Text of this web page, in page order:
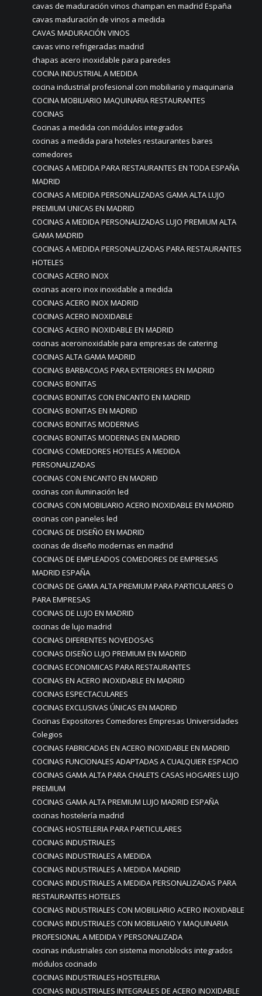
cavas de maduración vinos champan en madrid España
cavas maduración de vinos a medida
CAVAS MADURACIÓN VINOS
cavas vino refrigeradas madrid
chapas acero inoxidable para paredes
COCINA INDUSTRIAL A MEDIDA
cocina industrial profesional con mobiliario y maquinaria
COCINA MOBILIARIO MAQUINARIA RESTAURANTES
COCINAS
Cocinas a medida con módulos integrados
cocinas a medida para hoteles restaurantes bares
comedores
COCINAS A MEDIDA PARA RESTAURANTES EN TODA ESPAÑA
MADRID
COCINAS A MEDIDA PERSONALIZADAS GAMA ALTA LUJO
PREMIUM UNICAS EN MADRID
COCINAS A MEDIDA PERSONALIZADAS LUJO PREMIUM ALTA
GAMA MADRID
COCINAS A MEDIDA PERSONALIZADAS PARA RESTAURANTES
HOTELES
COCINAS ACERO INOX
cocinas acero inox inoxidable a medida
COCINAS ACERO INOX MADRID
COCINAS ACERO INOXIDABLE
COCINAS ACERO INOXIDABLE EN MADRID
cocinas aceroinoxidable para empresas de catering
COCINAS ALTA GAMA MADRID
COCINAS BARBACOAS PARA EXTERIORES EN MADRID
COCINAS BONITAS
COCINAS BONITAS CON ENCANTO EN MADRID
COCINAS BONITAS EN MADRID
COCINAS BONITAS MODERNAS
COCINAS BONITAS MODERNAS EN MADRID
COCINAS COMEDORES HOTELES A MEDIDA
PERSONALIZADAS
COCINAS CON ENCANTO EN MADRID
cocinas con iluminación led
COCINAS CON MOBILIARIO ACERO INOXIDABLE EN MADRID
cocinas con paneles led
COCINAS DE DISEÑO EN MADRID
cocinas de diseño modernas en madrid
COCINAS DE EMPLEADOS COMEDORES DE EMPRESAS
MADRID ESPAÑA
COCINAS DE GAMA ALTA PREMIUM PARA PARTICULARES O
PARA EMPRESAS
COCINAS DE LUJO EN MADRID
cocinas de lujo madrid
COCINAS DIFERENTES NOVEDOSAS
COCINAS DISEÑO LUJO PREMIUM EN MADRID
COCINAS ECONOMICAS PARA RESTAURANTES
COCINAS EN ACERO INOXIDABLE EN MADRID
COCINAS ESPECTACULARES
COCINAS EXCLUSIVAS ÚNICAS EN MADRID
Cocinas Expositores Comedores Empresas Universidades
Colegios
COCINAS FABRICADAS EN ACERO INOXIDABLE EN MADRID
COCINAS FUNCIONALES ADAPTADAS A CUALQUIER ESPACIO
COCINAS GAMA ALTA PARA CHALETS CASAS HOGARES LUJO
PREMIUM
COCINAS GAMA ALTA PREMIUM LUJO MADRID ESPAÑA
cocinas hostelería madrid
COCINAS HOSTELERIA PARA PARTICULARES
COCINAS INDUSTRIALES
COCINAS INDUSTRIALES A MEDIDA
COCINAS INDUSTRIALES A MEDIDA MADRID
COCINAS INDUSTRIALES A MEDIDA PERSONALIZADAS PARA
RESTAURANTES HOTELES
COCINAS INDUSTRIALES CON MOBILIARIO ACERO INOXIDABLE
COCINAS INDUSTRIALES CON MOBILIARIO Y MAQUINARIA
PROFESIONAL A MEDIDA Y PERSONALIZADA
cocinas industriales con sistema monoblocks integrados
módulos cocinado
COCINAS INDUSTRIALES HOSTELERIA
COCINAS INDUSTRIALES INTEGRALES DE ACERO INOXIDABLE